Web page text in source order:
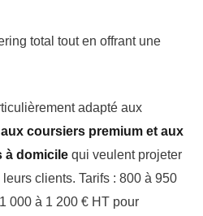
total tout en offrant une
adapté aux
coursiers premium et aux
à domicile qui veulent projeter
clients. Tarifs : 800 à 950
000 à 1 200 € HT pour